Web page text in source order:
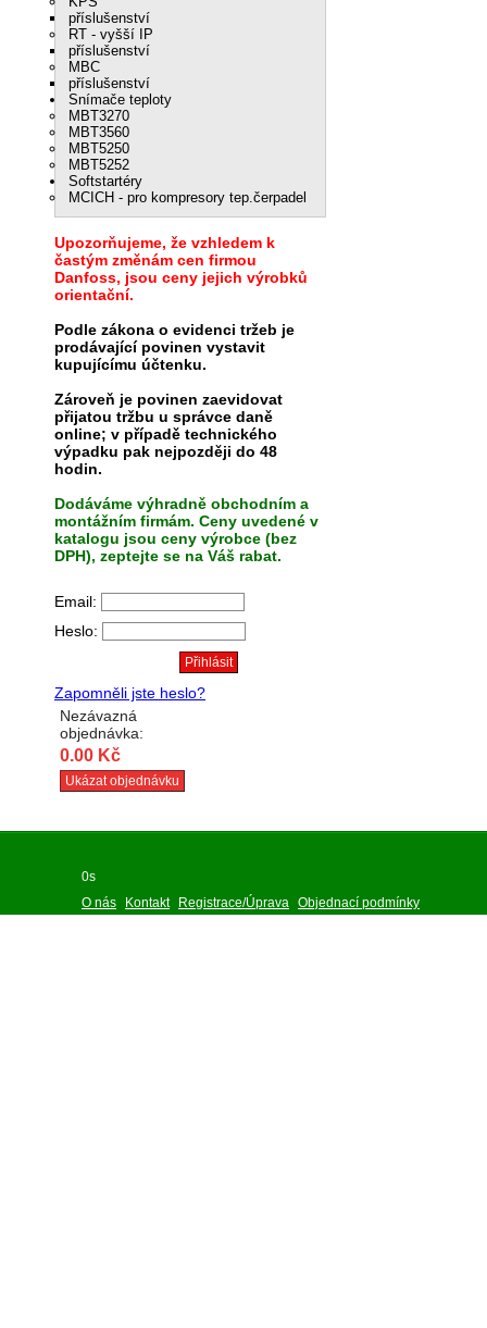
příslušenství
RT - vyšší IP
příslušenství
MBC
příslušenství
Snímače teploty
MBT3270
MBT3560
MBT5250
MBT5252
Softstartéry
MCICH - pro kompresory tep.čerpadel
Upozorňujeme, že vzhledem k
častým změnám cen firmou
Danfoss, jsou ceny jejich výrobků
orientační.
Podle zákona o evidenci tržeb je
prodávající povinen vystavit
kupujícímu účtenku.
Zároveň je povinen zaevidovat
přijatou tržbu u správce daně
online; v případě technického
výpadku pak nejpozději do 48
hodin.
Dodáváme výhradně obchodním a
montážním firmám. Ceny uvedené v
katalogu jsou ceny výrobce (bez
DPH), zeptejte se na Váš rabat.
Email:
Heslo:
Zapomněli jste heslo?
Nezávazná
objednávka:
0.00 Kč
0s
O nás
Kontakt Registrace/Úprava Objednací podmínky